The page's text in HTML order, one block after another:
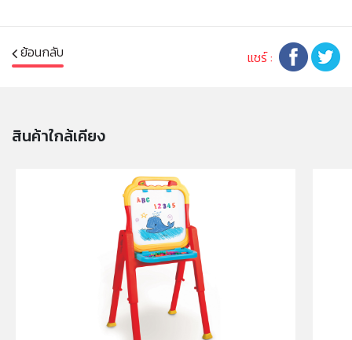
* Product Weight: 4.5kg.
* เหมาะสำหรับเด็กอายุ: 3ปัขึ้นไป
ของผลิตภัณฑ์ที่แสดงบนเว็บไซต์อาจมีความแตกต่างกันจาก
ห้ามแยกชิ้นส่วนออกจากกัน ชิ้นส่วนมีขนาดเล็ก เด็กควรใช้
งานในการดูแลของผู้ปกครอง หรือผู้เชี่ยวชาญ ไม่นำเข้าจมูก
ย้อนกลับ แชร์ :
สินค้าใกล้เคียง